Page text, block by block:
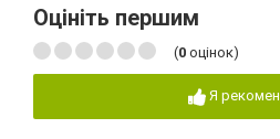
Оцініть першим
(0 оцінок)
Я